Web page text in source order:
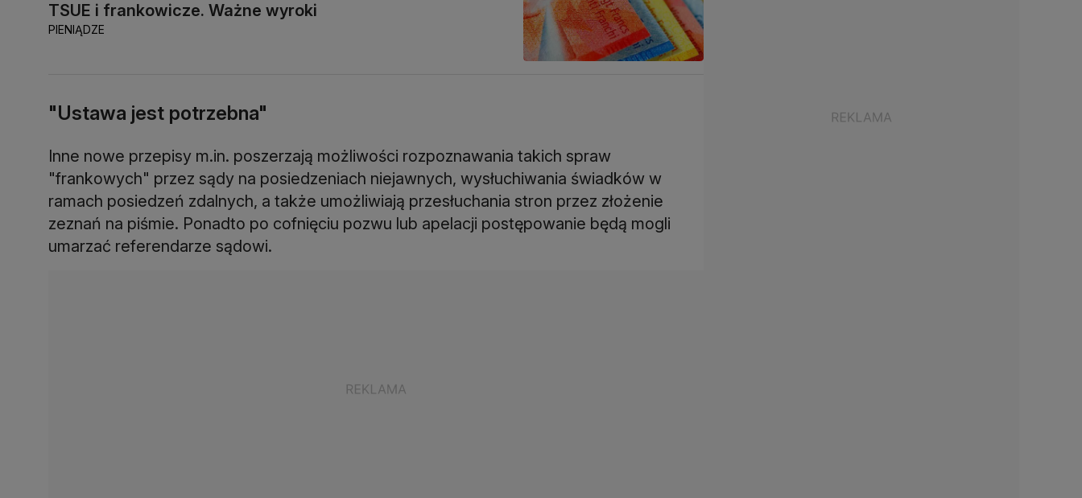
TSUE i frankowicze. Ważne wyroki
PIENIĄDZE
"Ustawa jest potrzebna"
Inne nowe przepisy m.in. poszerzają możliwości rozpoznawania takich spraw
"frankowych" przez sądy na posiedzeniach niejawnych, wysłuchiwania świadków w
ramach posiedzeń zdalnych, a także umożliwiają przesłuchania stron przez złożenie
zeznań na piśmie. Ponadto po cofnięciu pozwu lub apelacji postępowanie będą mogli
umarzać referendarze sądowi.